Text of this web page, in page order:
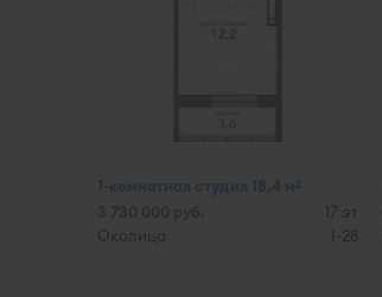
1-комнатная студия 18,4 м2
17 эт
Околица
I-28